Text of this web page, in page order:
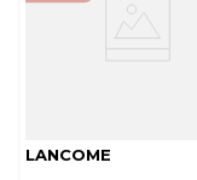
LANCOME